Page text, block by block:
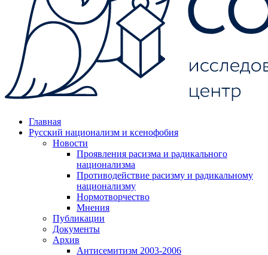
Главная
Русский национализм и ксенофобия
Новости
Проявления расизма и радикального
национализма
Противодействие расизму и радикальному
национализму
Нормотворчество
Мнения
Публикации
Документы
Архив
Антисемитизм 2003-2006